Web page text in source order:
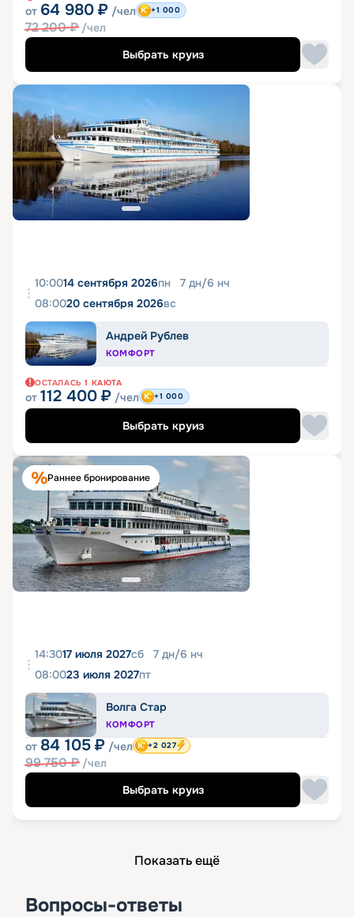
от 64 980 ₽ /чел
72 200₽ /чел
+1 000
Выбрать круиз
10:0014 сентября 2026пн 7 дн/6 нч
08:0020 сентября 2026вс
Андрей Рублев
КОМФОРТ
ОСТАЛАСЬ 1 КАЮТА
от 112 400 ₽ /чел +1 000
Выбрать круиз
Раннее бронирование
14:3017 июля 2027сб 7 дн/6 нч
08:0023 июля 2027пт
Волга Стар
КОМФОРТ
от 84 105 ₽ /чел
99 750₽ /чел
+2 027
Выбрать круиз
Показать ещё
Вопросы-ответы